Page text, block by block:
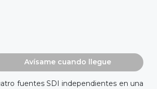
Avísame cuando llegue
fuentes SDI independientes en una